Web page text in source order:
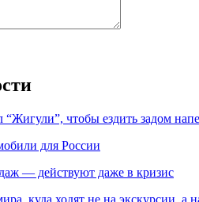
чтобы ездить задом
для России
— действуют даже в кризис
куда ходят не на экскурсии, а